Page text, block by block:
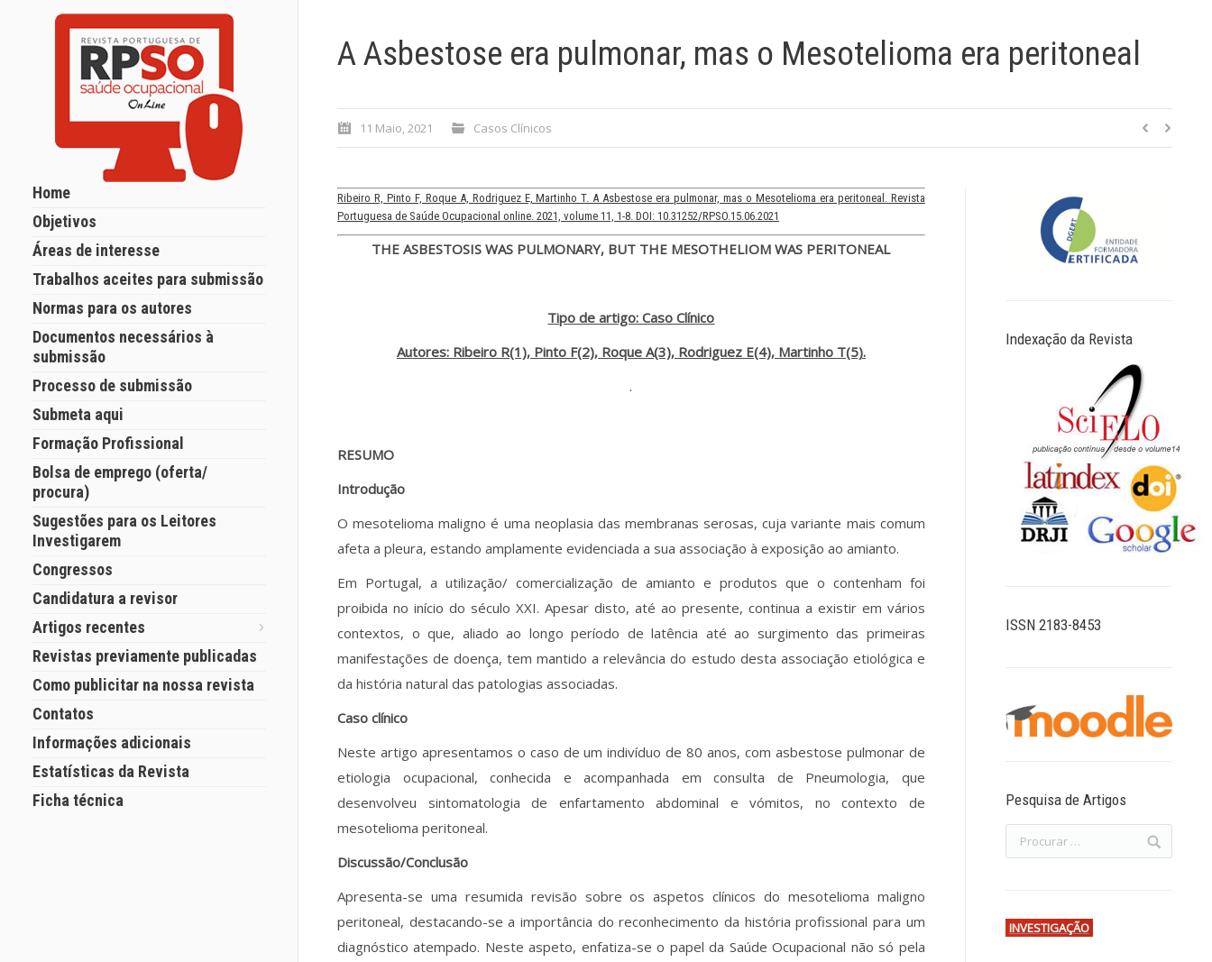
Home
Objetivos
Áreas de interesse
Trabalhos aceites para submissão
Normas para os autores
Documentos necessários à
submissão
Processo de submissão
Submeta aqui
Formação Profissional
Bolsa de emprego (oferta/
procura)
Sugestões para os Leitores
Investigarem
Congressos
Candidatura a revisor
Artigos recentes
Revistas previamente publicadas
Como publicitar na nossa revista
Contatos
Informações adicionais
Estatísticas da Revista
Ficha técnica
A Asbestose era pulmonar, mas o Mesotelioma era peritoneal
11 Maio, 2021 Casos Clínicos
Ribeiro R, Pinto F, Roque A, Rodriguez E, Martinho T. A Asbestose era pulmonar, mas o Mesotelioma era peritoneal. Revista
Portuguesa de Saúde Ocupacional online. 2021, volume 11, 1-8. DOI: 10.31252/RPSO.15.06.2021
THE ASBESTOSIS WAS PULMONARY, BUT THE MESOTHELIOM WAS PERITONEAL
Tipo de artigo: Caso Clínico
Autores: Ribeiro R(1), Pinto F(2), Roque A(3), Rodriguez E(4), Martinho T(5).
.
RESUMO
Introdução
O mesotelioma maligno é uma neoplasia das membranas serosas, cuja variante mais comum
afeta a pleura, estando amplamente evidenciada a sua associação à exposição ao amianto.
Em Portugal, a utilização/ comercialização de amianto e produtos que o contenham foi
proibida no início do século XXI. Apesar disto, até ao presente, continua a existir em vários
contextos, o que, aliado ao longo período de latência até ao surgimento das primeiras
manifestações de doença, tem mantido a relevância do estudo desta associação etiológica e
da história natural das patologias associadas.
Caso clínico
Neste artigo apresentamos o caso de um indivíduo de 80 anos, com asbestose pulmonar de
etiologia ocupacional, conhecida e acompanhada em consulta de Pneumologia, que
desenvolveu sintomatologia de enfartamento abdominal e vómitos, no contexto de
mesotelioma peritoneal.
Discussão/Conclusão
Apresenta-se uma resumida revisão sobre os aspetos clínicos do mesotelioma maligno
peritoneal, destacando-se a importância do reconhecimento da história profissional para um
diagnóstico atempado. Neste aspeto, enfatiza-se o papel da Saúde Ocupacional não só pela
Indexação da Revista
ISSN 2183-8453
Pesquisa de Artigos
INVESTIGAÇÃO